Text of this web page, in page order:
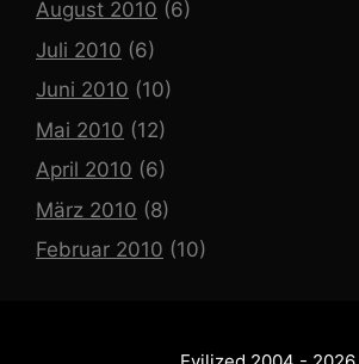
August 2010 (6)
Juli 2010 (6)
Juni 2010 (10)
Mai 2010 (12)
April 2010 (6)
März 2010 (8)
Februar 2010 (10)